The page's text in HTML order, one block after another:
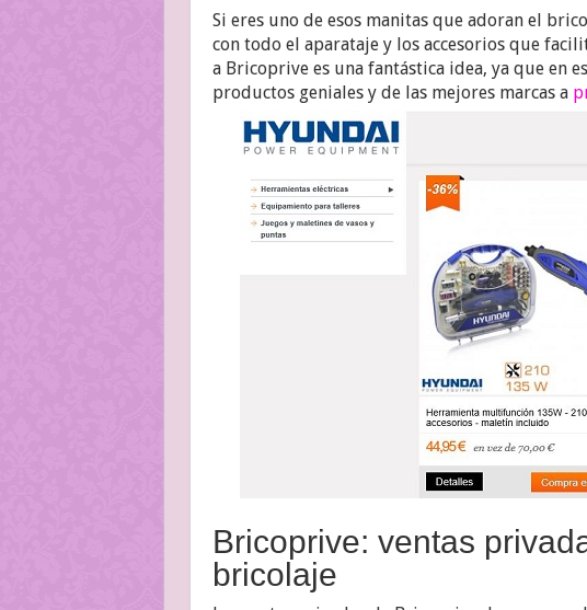
Si eres uno de esos manitas que adoran el
con todo el aparataje y los accesorios que
a Bricoprive es una fantástica idea, ya que en
productos geniales y de las mejores marcas a
Bricoprive: ventas
bricolaje